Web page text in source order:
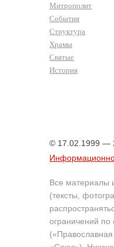
Митрополит
События
Структура
Храмы
Святые
История
© 17.02.1999 —
Все материалы
(тексты,
ограничений по